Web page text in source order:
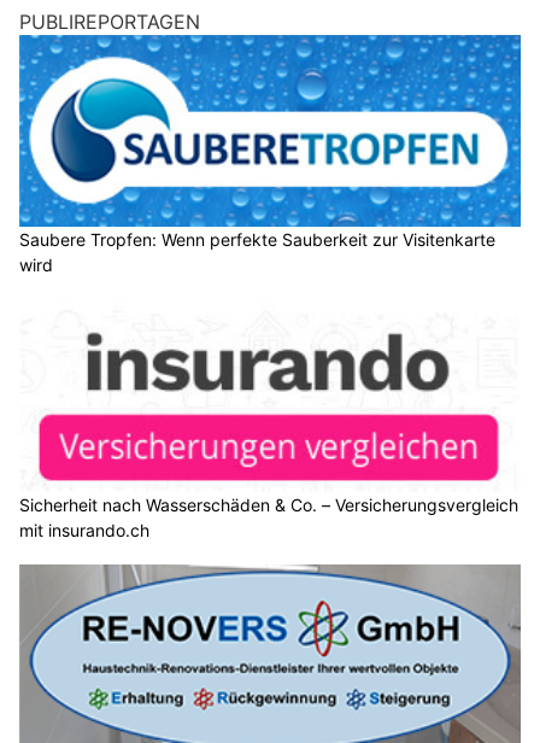
PUBLIREPORTAGEN
Saubere Tropfen: Wenn perfekte Sauberkeit zur Visitenkarte
wird
Sicherheit nach Wasserschäden & Co. – Versicherungsvergleich
mit insurando.ch